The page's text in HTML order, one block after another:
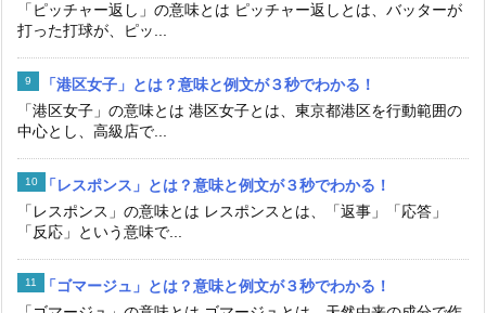
「ピッチャー返し」の意味とは ピッチャー返しとは、バッターが
打った打球が、ピッ...
「港区女子」とは？意味と例文が３秒でわかる！
「港区女子」の意味とは 港区女子とは、東京都港区を行動範囲の
中心とし、高級店で...
「レスポンス」とは？意味と例文が３秒でわかる！
「レスポンス」の意味とは レスポンスとは、「返事」「応答」
「反応」という意味で...
「ゴマージュ」とは？意味と例文が３秒でわかる！